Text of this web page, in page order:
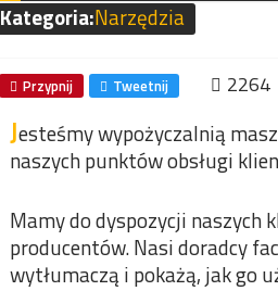
Kategoria:Narzędzia
Przypnij Tweetnij 2264
Jesteśmy wypożyczalnią
naszych punktów obsługi
Mamy do dyspozycji naszych
producentów. Nasi doradcy
wytłumaczą i pokażą, jak go